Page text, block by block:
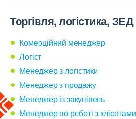
Торгівля, логістика, ЗЕД
Комерційний менеджер
Логіст
Менеджер з логістики
Менеджер з продажу
Менеджер із закупівель
Менеджер по роботі з клієнтами